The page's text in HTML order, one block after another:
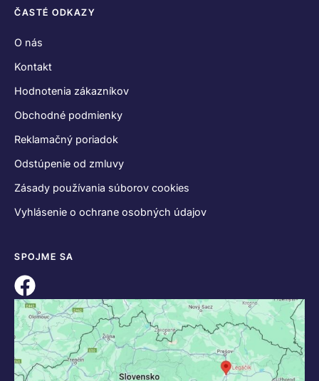
ČASTÉ ODKAZY
O nás
Kontakt
Hodnotenia zákazníkov
Obchodné podmienky
Reklamačný poriadok
Odstúpenie od zmluvy
Zásady používania súborov cookies
Vyhlásenie o ochrane osobných údajov
SPOJME SA